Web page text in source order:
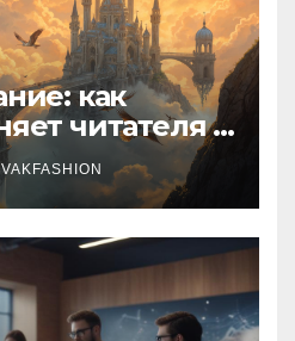
как
читателя и